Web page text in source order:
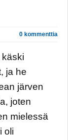
0 kommenttia
ja he
järven
joten
mielessä
oli